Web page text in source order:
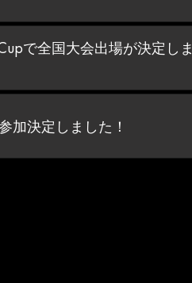
で全国大会出場が決定しま
加決定しました！